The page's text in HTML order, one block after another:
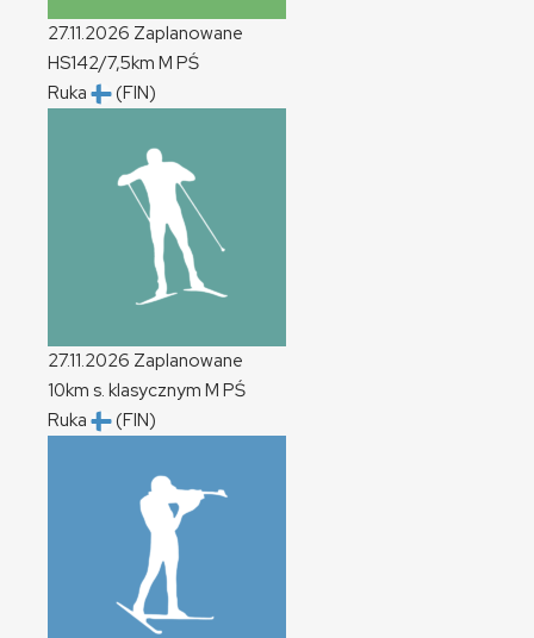
27.11.2026 Zaplanowane
HS142/7,5km M PŚ
Ruka
(FIN)
27.11.2026 Zaplanowane
10km s. klasycznym M PŚ
Ruka
(FIN)